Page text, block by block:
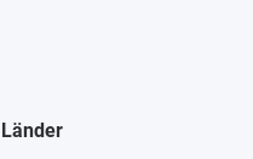
Länder